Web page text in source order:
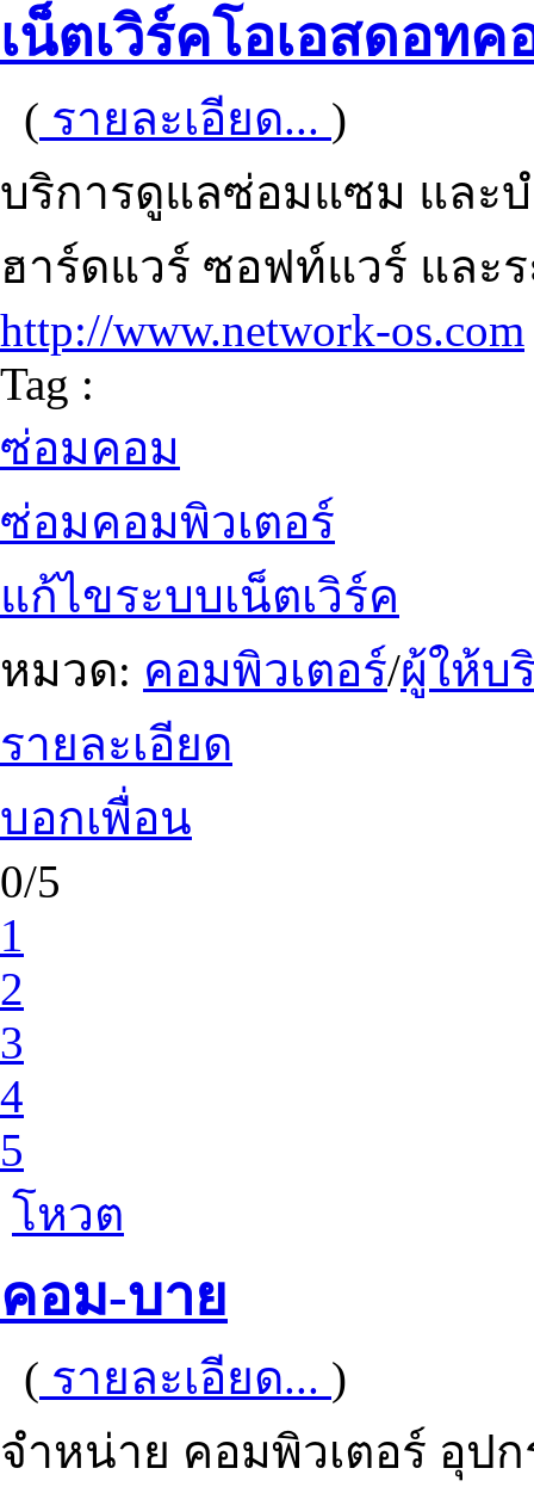
เน็ตเวิร์คโอเอสดอทค
( รายละเอียด... )
บริการดูแลซ่อมแซม และ
ฮาร์ดแวร์ ซอฟท์แวร์ และ
http://www.network-os.com
Tag :
ซ่อมคอม
ซ่อมคอมพิวเตอร์
แก้ไขระบบเน็ตเวิร์ค
หมวด: คอมพิวเตอร์/ผู้ให้บ
รายละเอียด
บอกเพื่อน
0/5
1
2
3
4
5
โหวต
คอม-บาย
( รายละเอียด... )
จำหน่าย คอมพิวเตอร์ อุ